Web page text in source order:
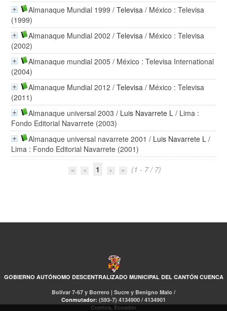
Almanaque Mundial 1999 /Televisa / México : Televisa
(1999)
Almanaque Mundial 2002 /Televisa / México : Televisa
(2002)
Almanaque mundial 2005 / México : Televisa International
(2004)
Almanaque Mundial 2012 /Televisa / México : Televisa
(2011)
Almanaque universal 2003 / Luis Navarrete L / Lima :
Fondo Editorial Navarrete (2003)
Almanaque universal navarrete 2001 / Luis Navarrete L /
Lima : Fondo Editorial Navarrete (2001)
1
(1 - 7 / 7)
GOBIERNO AUTÓNOMO DESCENTRALIZADO MUNICIPAL DEL CANTÓN CUENCA
Bolívar 7-67 y Borrero | Sucre y Benigno Malo /
Conmutador: (593-7) 4134900 / 4134901
Cuenca, Ecuador